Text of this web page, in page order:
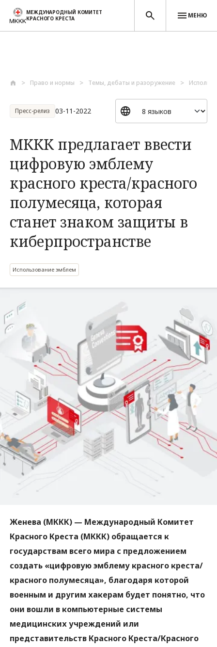
МЕЖДУНАРОДНЫЙ КОМИТЕТ
КРАСНОГО КРЕСТА
МЕНЮ
Право и нормы Темы, дебаты и разоружение
Пресс-релиз 03-11-2022
МККК предлагает ввести
цифровую эмблему
красного креста/красного
полумесяца, которая
станет знаком защиты в
киберпространстве
Использование эмблем
Женева (МККК) — Международный Комитет
Красного Креста (МККК) обращается к
государствам всего мира с предложением
создать «цифровую эмблему красного креста/
красного полумесяца», благодаря которой
военным и другим хакерам будет понятно, что
они вошли в компьютерные системы
медицинских учреждений или
представительств Красного Креста/Красного